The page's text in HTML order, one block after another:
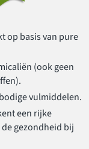
op basis van pure
(ook geen
vulmiddelen.
een rijke
gezondheid bij